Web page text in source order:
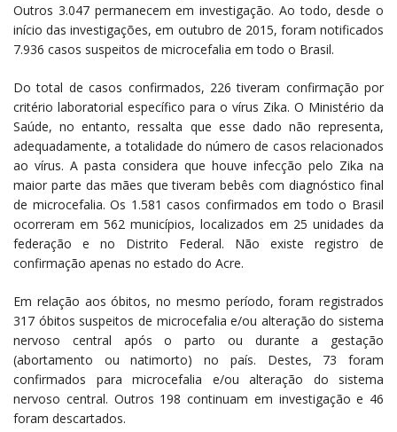
Outros 3.047 permanecem em investigação. Ao todo, desde o
início das investigações, em outubro de 2015, foram notificados
7.936 casos suspeitos de microcefalia em todo o Brasil.
Do total de casos confirmados, 226 tiveram confirmação por
critério laboratorial específico para o vírus Zika. O Ministério da
Saúde, no entanto, ressalta que esse dado não representa,
adequadamente, a totalidade do número de casos relacionados
ao vírus. A pasta considera que houve infecção pelo Zika na
maior parte das mães que tiveram bebês com diagnóstico final
de microcefalia. Os 1.581 casos confirmados em todo o Brasil
ocorreram em 562 municípios, localizados em 25 unidades da
federação e no Distrito Federal. Não existe registro de
confirmação apenas no estado do Acre.
Em relação aos óbitos, no mesmo período, foram registrados
317 óbitos suspeitos de microcefalia e/ou alteração do sistema
nervoso central após o parto ou durante a gestação
(abortamento ou natimorto) no país. Destes, 73 foram
confirmados para microcefalia e/ou alteração do sistema
nervoso central. Outros 198 continuam em investigação e 46
foram descartados.